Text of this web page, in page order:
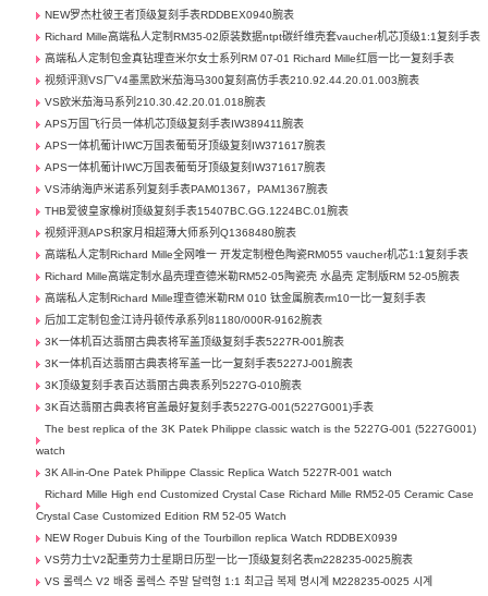
NEW罗杰杜彼王者顶级复刻手表RDDBEX0940腕表
Richard Mille高端私人定制RM35-02原装数据ntpt碳纤维壳套vaucher机芯顶级1:1复刻手表
高端私人定制包金真钻理查米尔女士系列RM 07-01 Richard Mille红唇一比一复刻手表
视频评测VS厂V4墨黑欧米茄海马300复刻高仿手表210.92.44.20.01.003腕表
VS欧米茄海马系列210.30.42.20.01.018腕表
APS万国飞行员一体机芯顶级复刻手表IW389411腕表
APS一体机葡计IWC万国表葡萄牙顶级复刻IW371617腕表
APS一体机葡计IWC万国表葡萄牙顶级复刻IW371617腕表
VS沛纳海庐米诺系列复刻手表PAM01367，PAM1367腕表
THB爱彼皇家橡树顶级复刻手表15407BC.GG.1224BC.01腕表
视频评测APS积家月相超薄大师系列Q1368480腕表
高端私人定制Richard Mille全网唯一 开发定制橙色陶瓷RM055 vaucher机芯1:1复刻手表
Richard Mille高端定制水晶壳理查德米勒RM52-05陶瓷壳 水晶壳 定制版RM 52-05腕表
高端私人定制Richard Mille理查德米勒RM 010 钛金属腕表rm10一比一复刻手表
后加工定制包金江诗丹顿传承系列81180/000R-9162腕表
3K一体机百达翡丽古典表将军盖顶级复刻手表5227R-001腕表
3K一体机百达翡丽古典表将军盖一比一复刻手表5227J-001腕表
3K顶级复刻手表百达翡丽古典表系列5227G-010腕表
3K百达翡丽古典表将官盖最好复刻手表5227G-001(5227G001)手表
The best replica of the 3K Patek Philippe classic watch is the 5227G-001 (5227G001)
watch
3K All-in-One Patek Philippe Classic Replica Watch 5227R-001 watch
Richard Mille High end Customized Crystal Case Richard Mille RM52-05 Ceramic Case
Crystal Case Customized Edition RM 52-05 Watch
NEW Roger Dubuis King of the Tourbillon replica Watch RDDBEX0939
VS劳力士V2配重劳力士星期日历型一比一顶级复刻名表m228235-0025腕表
VS 롤렉스 V2 배중 롤렉스 주말 달력형 1:1 최고급 복제 명시계 M228235-0025 시계